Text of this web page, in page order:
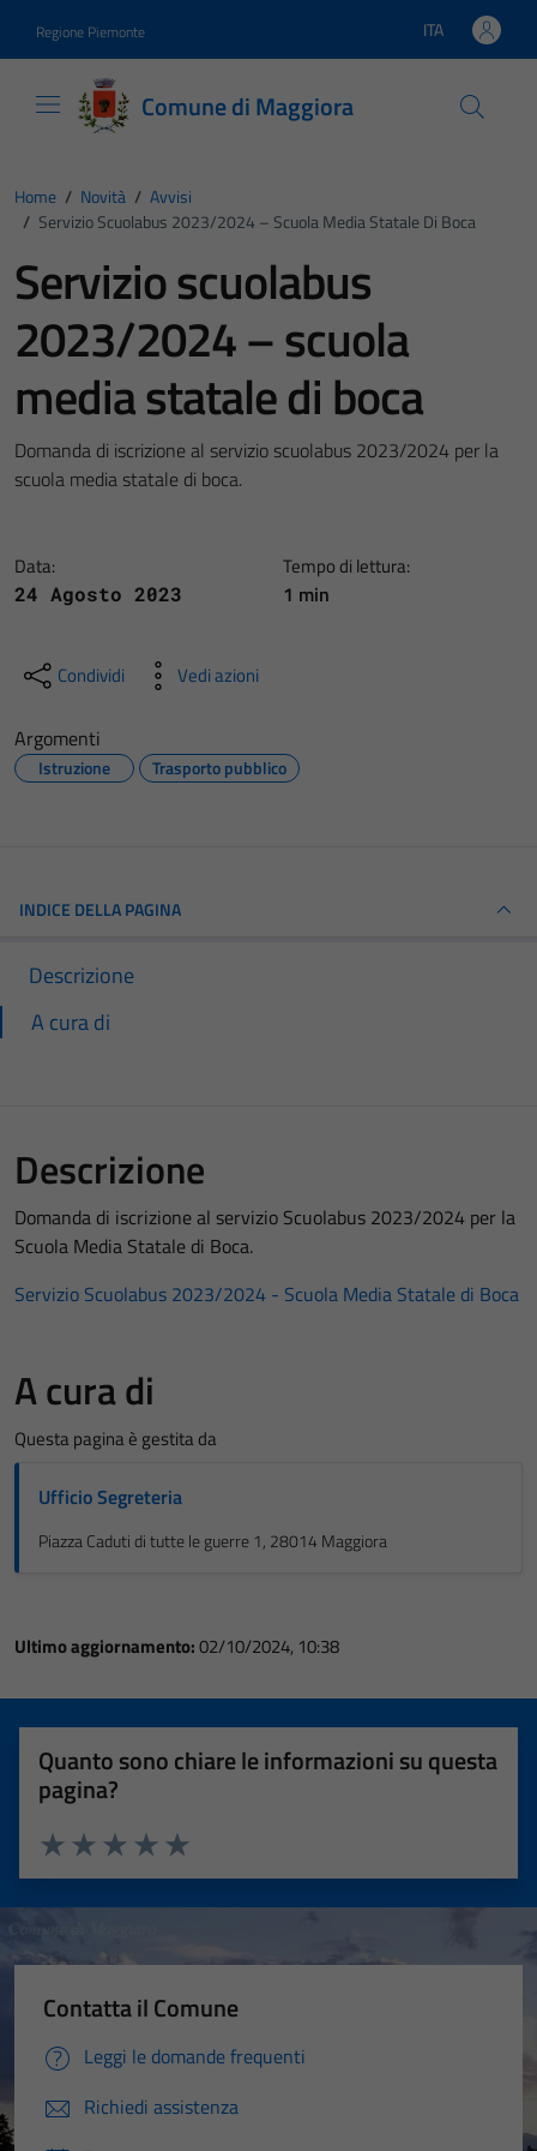
Regione Piemonte Lingua attiva:
ITA
Comune di Maggiora
Home / Novità / Avvisi
/ Servizio Scuolabus 2023/2024 – Scuola Media Statale Di Boca
Servizio scuolabus
2023/2024 – scuola
media statale di boca
Domanda di iscrizione al servizio scuolabus 2023/2024 per la
scuola media statale di boca.
Data:
24 Agosto 2023
Tempo di lettura:
1 min
Condividi Vedi azioni
Argomenti
Istruzione Trasporto pubblico
INDICE DELLA PAGINA
Descrizione
A cura di
Descrizione
Domanda di iscrizione al servizio Scuolabus 2023/2024 per la
Scuola Media Statale di Boca.
Servizio Scuolabus 2023/2024 - Scuola Media Statale di Boca
A cura di
Questa pagina è gestita da
Ufficio Segreteria
Piazza Caduti di tutte le guerre 1, 28014 Maggiora
Ultimo aggiornamento:02/10/2024, 10:38
Quanto sono chiare le informazioni su questa
pagina?
Valuta 5 stelle su 5
Valuta 4 stelle su 5
Valuta 3 stelle su 5
Valuta 2 stelle su 5
Valuta 1 stelle su 5
Contatta il Comune
Leggi le domande frequenti
Richiedi assistenza